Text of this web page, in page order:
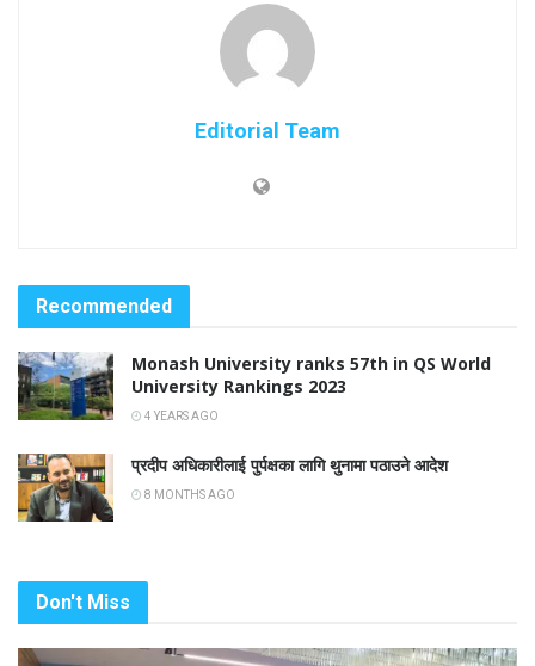
Editorial Team
Recommended
Monash University ranks 57th in QS World
University Rankings 2023
4 YEARS AGO
प्रदीप अधिकारीलाई पुर्पक्षका लागि थुनामा पठाउने आदेश
8 MONTHS AGO
Don't Miss